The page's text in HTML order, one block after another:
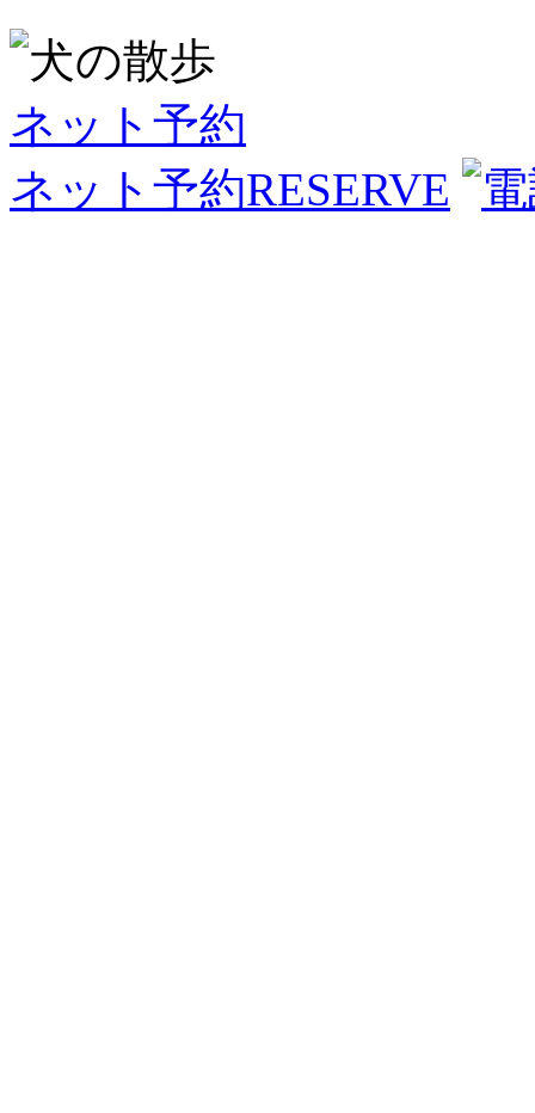
ネット予約
ネット予約RESERVE